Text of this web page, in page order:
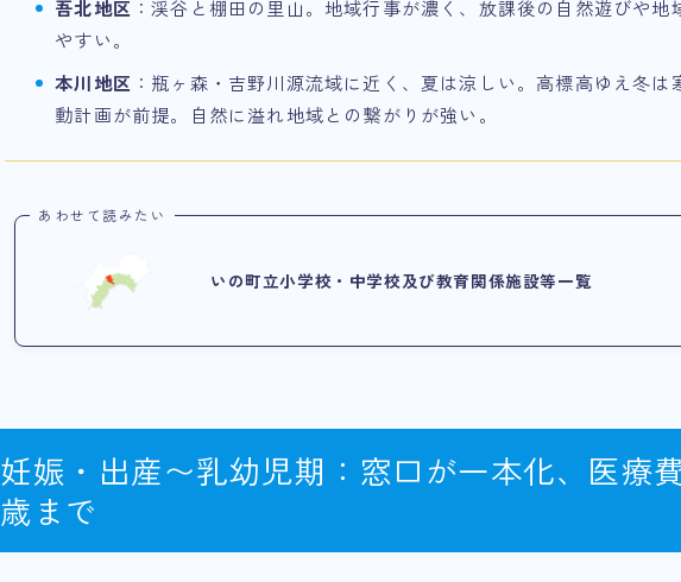
吾北地区 ：渓谷と棚田の里山。地域行事が濃く、放課後の自然遊びや地
やすい。
本川地区 ：瓶ヶ森・吉野川源流域に近く、夏は涼しい。高標高ゆえ冬は
動計画が前提。自然に溢れ地域との繋がりが強い。
あわせて読みたい
いの町立小学校・中学校及び教育関係施設等一覧
妊娠・出産〜乳幼児期：窓口が一本化、医療
歳まで